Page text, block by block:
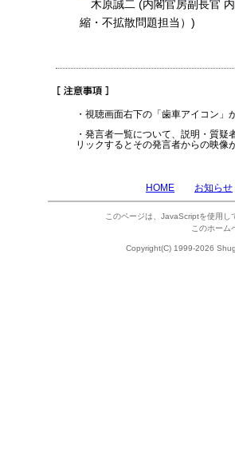
木原誠二 (内閣官房副長官
縮・不拡散問題担当）)
・視聴画面右下の「歯車アイコン
・発言者一覧について、説明・質
リックするとその発言者からの映像
HOME お知らせ
このページは、JavaScriptを使用
このホーム
Copyright(C) 1999-2026